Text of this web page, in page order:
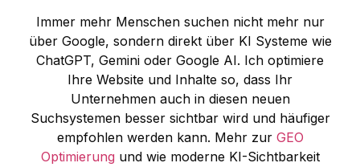
Immer mehr Menschen suchen nicht mehr nur
über Google, sondern direkt über KI Systeme wie
ChatGPT, Gemini oder Google AI. Ich optimiere
Ihre Website und Inhalte so, dass Ihr
Unternehmen auch in diesen neuen
Suchsystemen besser sichtbar wird und häufiger
empfohlen werden kann. Mehr zur GEO
Optimierung und wie moderne KI-Sichtbarkeit